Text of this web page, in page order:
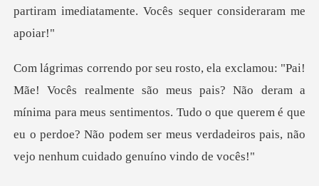
partir
s pais? Não deram a
mínima para meus sentimentos. Tudo o que querem é que
eu o perdoe